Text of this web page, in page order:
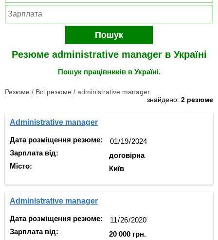
Пошук
Резюме administrative manager в Україні
Пошук працівників в Україні.
Резюме / Всі резюме / administrative manager
знайдено: 2 резюме
Administrative manager
Дата розміщення резюме:
Зарплата від:
Місто:
договірна
Київ
Administrative manager
Дата розміщення резюме:
Зарплата від:
20 000 грн.